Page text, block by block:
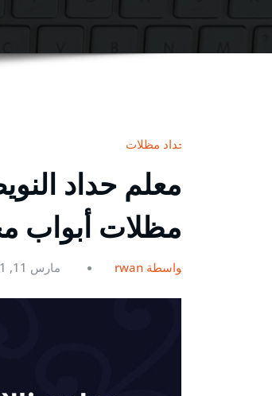
حداد مظلات
مظلات أبواب
بواسطة rwan مارس 11, 2021